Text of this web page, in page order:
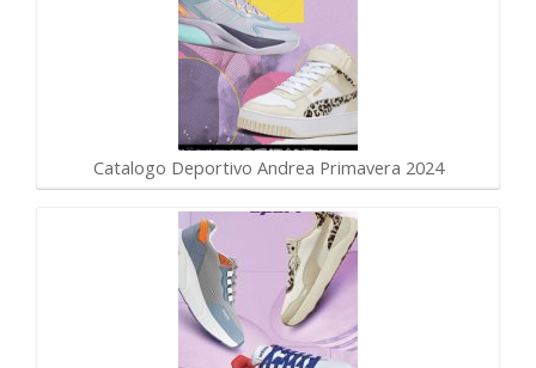
Catalogo Deportivo Andrea Primavera 2024